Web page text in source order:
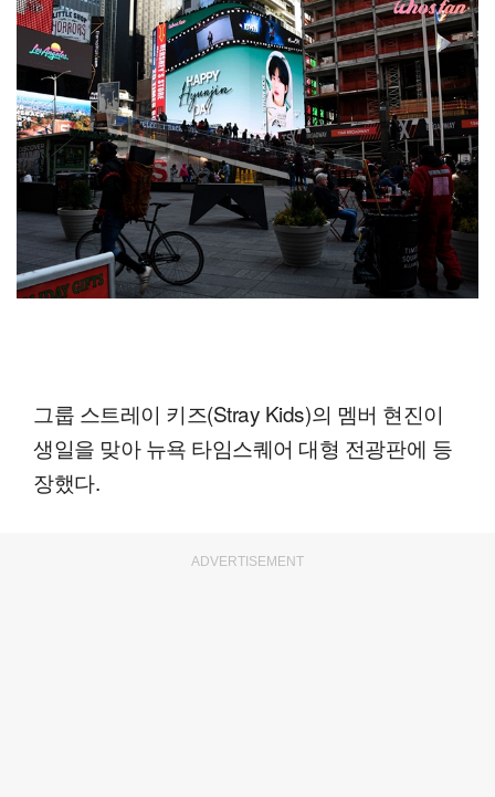
그룹 스트레이 키즈(Stray Kids)의 멤버 현진이
생일을 맞아 뉴욕 타임스퀘어 대형 전광판에 등
장했다.
ADVERTISEMENT